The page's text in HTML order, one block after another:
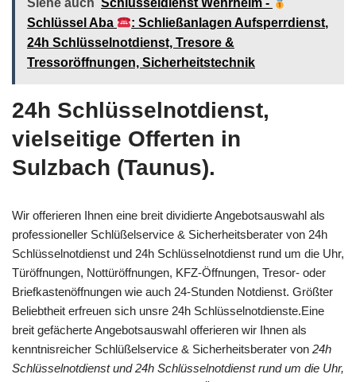
Siehe auch Schlüsseldienst Wehrheim -
Schlüssel Aba
: Schließanlagen Aufsperrdienst,
24h Schlüsselnotdienst, Tresore &
Tressoröffnungen, Sicherheitstechnik
24h Schlüsselnotdienst,
vielseitige Offerten in
Sulzbach (Taunus).
Wir offerieren Ihnen eine breit dividierte Angebotsauswahl als
professioneller Schlüßelservice & Sicherheitsberater von 24h
Schlüsselnotdienst und 24h Schlüsselnotdienst rund um die Uhr,
Türöffnungen, Nottüröffnungen, KFZ-Öffnungen, Tresor- oder
Briefkastenöffnungen wie auch 24-Stunden Notdienst. Größter
Beliebtheit erfreuen sich unsre 24h Schlüsselnotdienste.Eine
breit gefächerte Angebotsauswahl offerieren wir Ihnen als
kenntnisreicher Schlüßelservice & Sicherheitsberater von 24h
Schlüsselnotdienst und 24h Schlüsselnotdienst rund um die Uhr,